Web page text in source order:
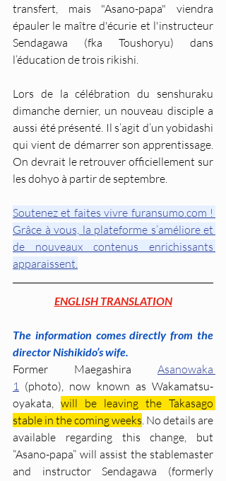
transfert, mais "Asano-papa" viendra
épauler le maître d'écurie et l'instructeur
Sendagawa (fka Toushoryu) dans
l’éducation de trois rikishi.
Lors de la célébration du senshuraku
dimanche dernier, un nouveau disciple a
aussi été présenté. Il s’agit d’un yobidashi
qui vient de démarrer son apprentissage.
On devrait le retrouver officiellement sur
les dohyo à partir de septembre.
Soutenez et faites vivre furansumo.com !
Grâce à vous, la plateforme s’améliore et
de nouveaux contenus enrichissants
apparaissent.
ENGLISH TRANSLATION
The information comes directly from the
director Nishikido’s wife.
Former Maegashira Asanowaka
1 (photo), now known as Wakamatsu-
oyakata, will be leaving the Takasago
stable in the coming weeks. No details are
available regarding this change, but
“Asano-papa” will assist the stablemaster
and instructor Sendagawa (formerly